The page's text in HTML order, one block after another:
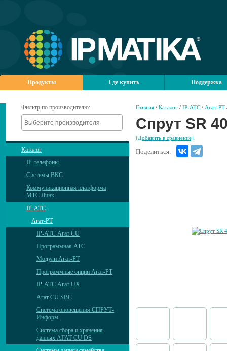
Продукты Где купить Поддержка
Фильтр по производителю:
Каталог
IP-телефоны
Системы ВКС
Коммуникационная платформа
МТС Линк
IP-АТС
Агат-РТ
IP-АТС Агат CU
Программная АТС
Модули Агат-РТ
Программные опции Агат-РТ
IP-АТС Агат UX
Агат CU SBC
Система оповещения СПРУТ-
Информ
Система сбора и хранения
данных АГАТ CU DS
Главная / Каталог / IP-АТС / Агат-РТ
Спрут SR
[Добавить в сравнение]
Поделиться: